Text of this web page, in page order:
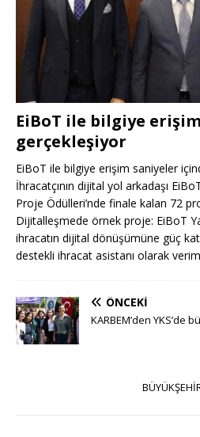
EiBoT ile bilgiye
gerçekleşiyor
EiBoT ile bilgiye erişim saniyeler
İhracatçının dijital yol arkadaşı
Proje Ödülleri’nde finale kalan 72
Dijitalleşmede örnek proje: EiBoT
ihracatın dijital dönüşümüne güç
destekli ihracat asistanı olarak
ÖNCEKI
KARBEM’den YKS’de